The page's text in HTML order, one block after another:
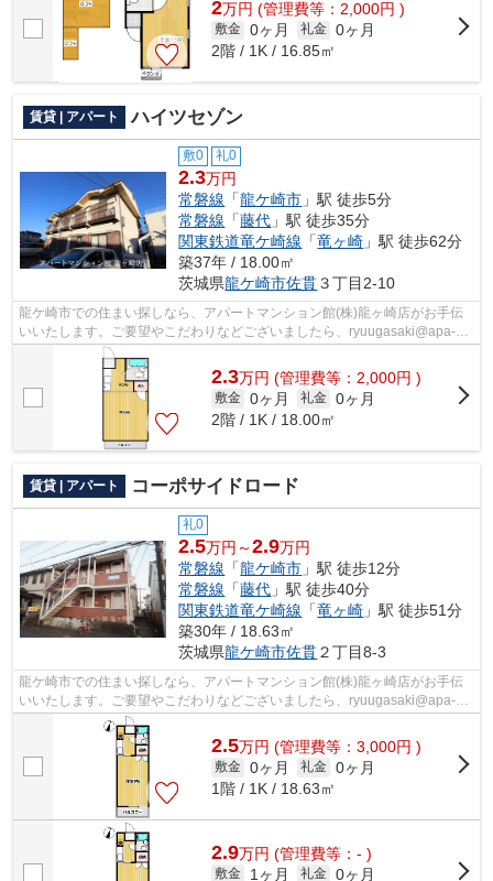
2万円 (管理費等：2,000円 )
敷金 0ヶ月 礼金 0ヶ月
2階 / 1K / 16.85㎡
賃貸 | アパート ハイツセゾン
敷0 礼0
2.3万円
常磐線 「龍ケ崎市 」駅 徒歩5分
常磐線 「藤代 」駅 徒歩35分
関東鉄道竜ケ崎線 「竜ヶ崎 」駅 徒歩62分
築37年 / 18.00㎡
茨城県龍ケ崎市佐貫３丁目2-10
龍ケ崎市での住まい探しなら、アパートマンション館(株)龍ヶ崎店がお手伝
いいたします。ご要望やこだわりなどございましたら、ryuugasaki@apa-
to.co.jpにてお申し付け下さい。お部屋探...
2.3万円 (管理費等：2,000円 )
敷金 0ヶ月 礼金 0ヶ月
2階 / 1K / 18.00㎡
賃貸 | アパート コーポサイドロード
礼0
2.5万円～2.9万円
常磐線 「龍ケ崎市 」駅 徒歩12分
常磐線 「藤代 」駅 徒歩40分
関東鉄道竜ケ崎線 「竜ヶ崎 」駅 徒歩51分
築30年 / 18.63㎡
茨城県龍ケ崎市佐貫２丁目8-3
龍ケ崎市での住まい探しなら、アパートマンション館(株)龍ヶ崎店がお手伝
いいたします。ご要望やこだわりなどございましたら、ryuugasaki@apa-
to.co.jpにてお申し付け下さい。お部屋探...
2.5万円 (管理費等：3,000円 )
敷金 0ヶ月 礼金 0ヶ月
1階 / 1K / 18.63㎡
2.9万円 (管理費等：- )
敷金 1ヶ月 礼金 0ヶ月